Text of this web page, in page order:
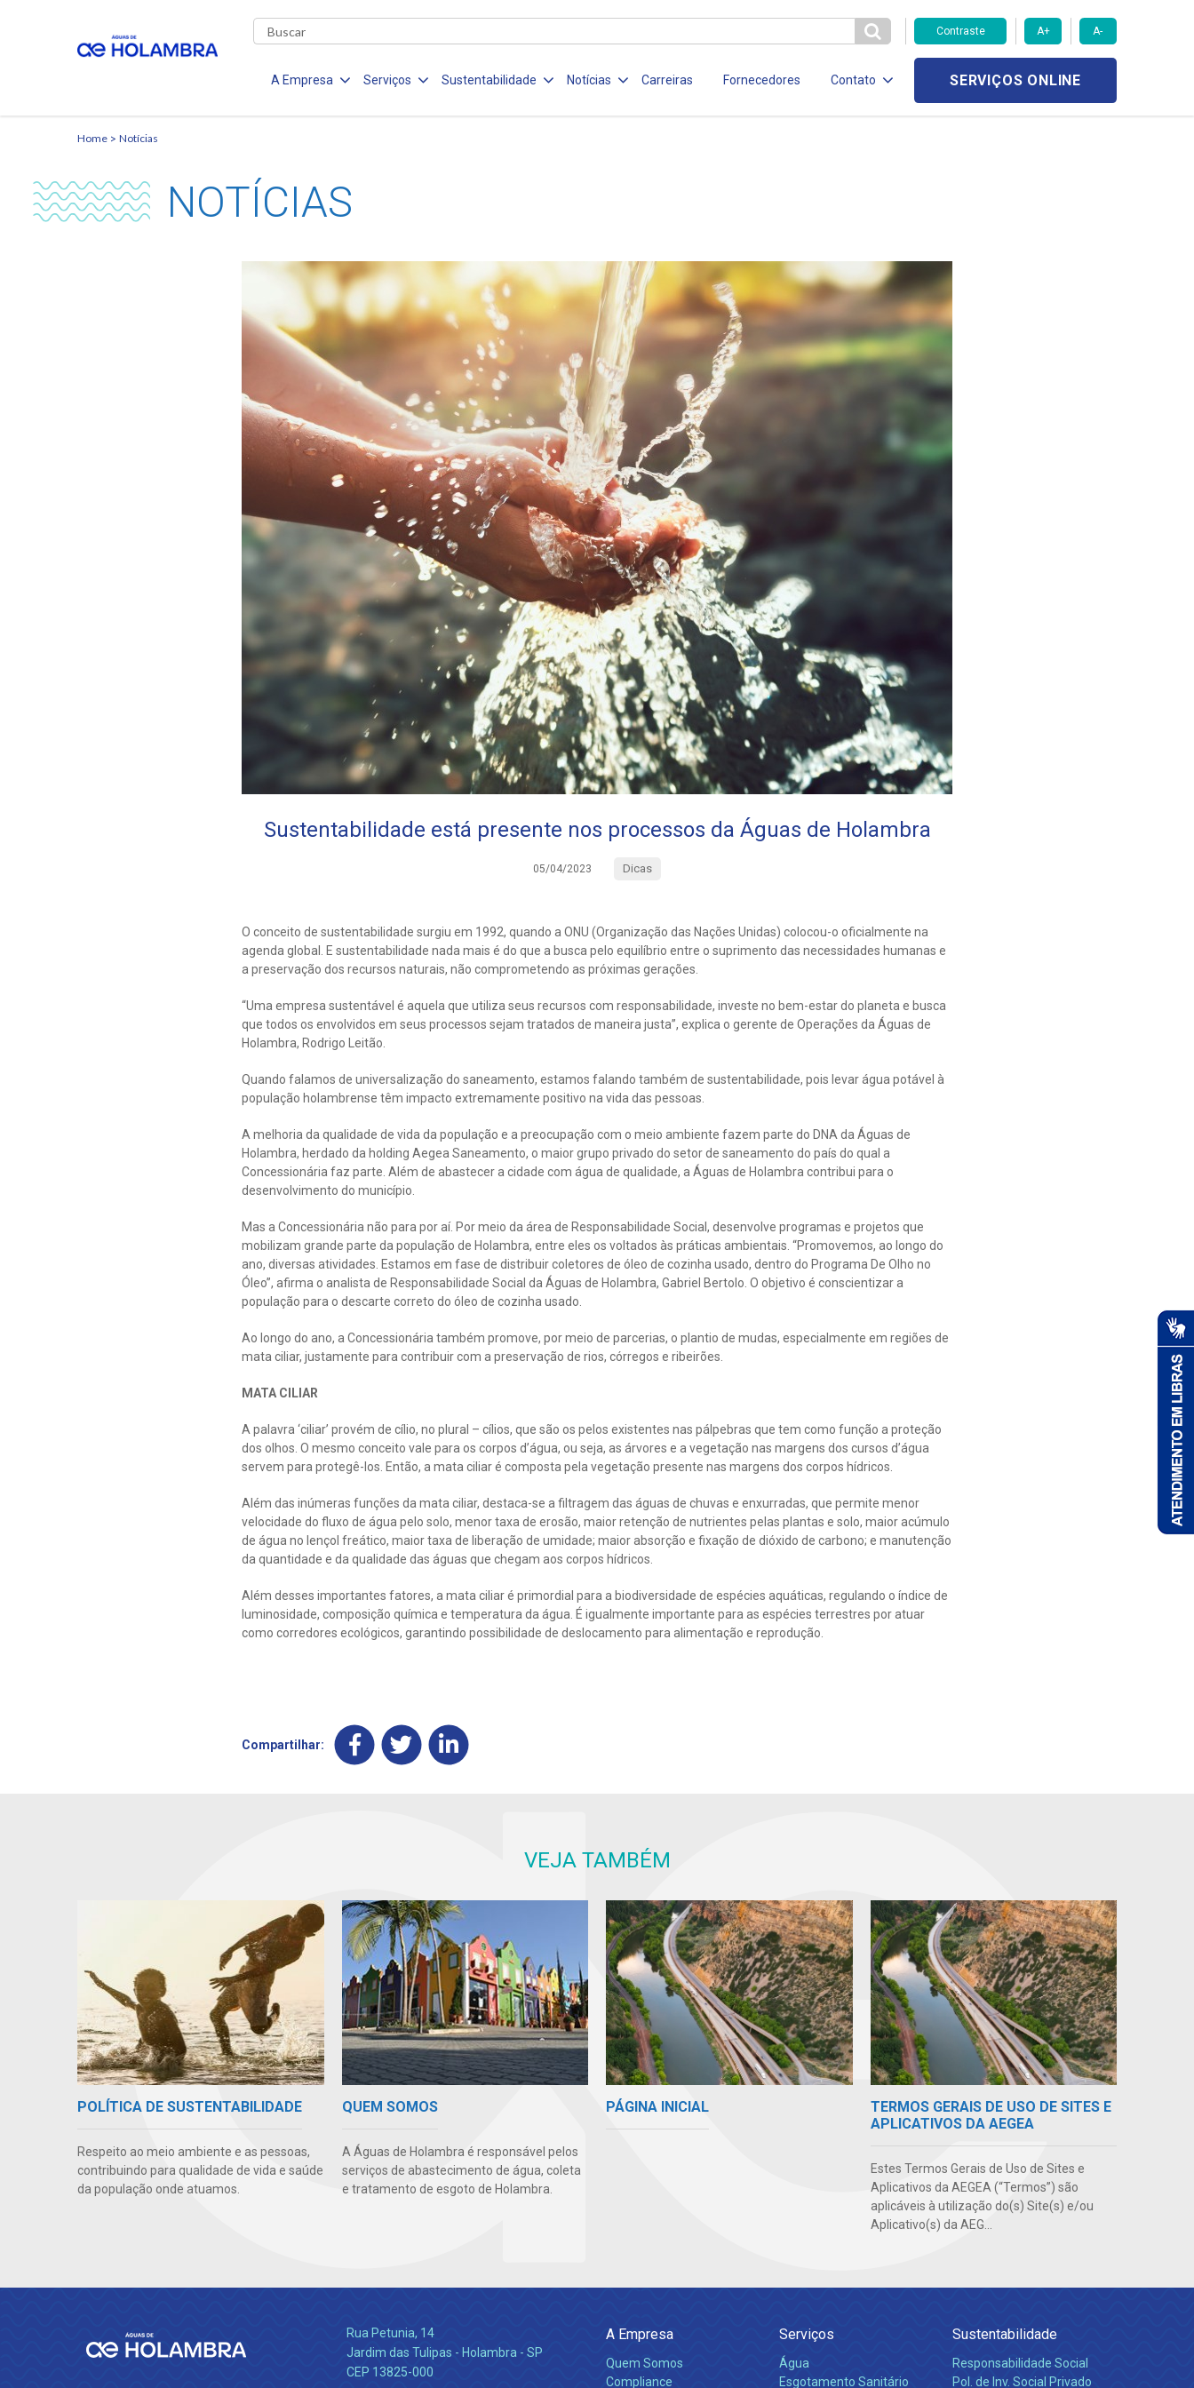
Contraste A+ A-
A Empresa Serviços Sustentabilidade Notícias Carreiras Fornecedores Contato SERVIÇOS ONLINE
Home Notícias
NOTÍCIAS
Sustentabilidade está presente nos processos da Águas de Holambra
05/04/2023 Dicas
O conceito de sustentabilidade surgiu em 1992, quando a ONU (Organização das Nações Unidas) colocou-o oficialmente na
agenda global. E sustentabilidade nada mais é do que a busca pelo equilíbrio entre o suprimento das necessidades humanas e
a preservação dos recursos naturais, não comprometendo as próximas gerações.
“Uma empresa sustentável é aquela que utiliza seus recursos com responsabilidade, investe no bem-estar do planeta e busca
que todos os envolvidos em seus processos sejam tratados de maneira justa”, explica o gerente de Operações da Águas de
Holambra, Rodrigo Leitão.
Quando falamos de universalização do saneamento, estamos falando também de sustentabilidade, pois levar água potável à
população holambrense têm impacto extremamente positivo na vida das pessoas.
A melhoria da qualidade de vida da população e a preocupação com o meio ambiente fazem parte do DNA da Águas de
Holambra, herdado da holding Aegea Saneamento, o maior grupo privado do setor de saneamento do país do qual a
Concessionária faz parte. Além de abastecer a cidade com água de qualidade, a Águas de Holambra contribui para o
desenvolvimento do município.
Mas a Concessionária não para por aí. Por meio da área de Responsabilidade Social, desenvolve programas e projetos que
mobilizam grande parte da população de Holambra, entre eles os voltados às práticas ambientais. “Promovemos, ao longo do
ano, diversas atividades. Estamos em fase de distribuir coletores de óleo de cozinha usado, dentro do Programa De Olho no
Óleo”, afirma o analista de Responsabilidade Social da Águas de Holambra, Gabriel Bertolo. O objetivo é conscientizar a
população para o descarte correto do óleo de cozinha usado.
Ao longo do ano, a Concessionária também promove, por meio de parcerias, o plantio de mudas, especialmente em regiões de
mata ciliar, justamente para contribuir com a preservação de rios, córregos e ribeirões.
MATA CILIAR
A palavra ‘ciliar’ provém de cílio, no plural – cílios, que são os pelos existentes nas pálpebras que tem como função a proteção
dos olhos. O mesmo conceito vale para os corpos d’água, ou seja, as árvores e a vegetação nas margens dos cursos d’água
servem para protegê-los. Então, a mata ciliar é composta pela vegetação presente nas margens dos corpos hídricos.
Além das inúmeras funções da mata ciliar, destaca-se a filtragem das águas de chuvas e enxurradas, que permite menor
velocidade do fluxo de água pelo solo, menor taxa de erosão, maior retenção de nutrientes pelas plantas e solo, maior acúmulo
de água no lençol freático, maior taxa de liberação de umidade; maior absorção e fixação de dióxido de carbono; e manutenção
da quantidade e da qualidade das águas que chegam aos corpos hídricos.
Além desses importantes fatores, a mata ciliar é primordial para a biodiversidade de espécies aquáticas, regulando o índice de
luminosidade, composição química e temperatura da água. É igualmente importante para as espécies terrestres por atuar
como corredores ecológicos, garantindo possibilidade de deslocamento para alimentação e reprodução.
Compartilhar:
VEJA TAMBÉM
POLÍTICA DE SUSTENTABILIDADE
Respeito ao meio ambiente e as pessoas,
contribuindo para qualidade de vida e saúde
da população onde atuamos.
QUEM SOMOS
A Águas de Holambra é responsável pelos
serviços de abastecimento de água, coleta
e tratamento de esgoto de Holambra.
PÁGINA INICIAL
TERMOS GERAIS DE USO DE SITES E
APLICATIVOS DA AEGEA
Estes Termos Gerais de Uso de Sites e
Aplicativos da AEGEA (“Termos”) são
aplicáveis à utilização do(s) Site(s) e/ou
Aplicativo(s) da AEG...
Rua Petunia, 14
Jardim das Tulipas - Holambra - SP
CEP 13825-000
A Empresa
Quem Somos
Compliance
Serviços
Água
Esgotamento Sanitário
Sustentabilidade
Responsabilidade Social
Pol. de Inv. Social Privado